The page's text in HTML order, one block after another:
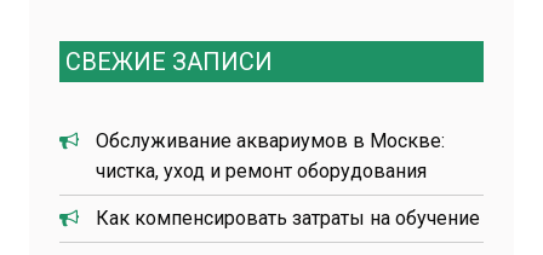
СВЕЖИЕ ЗАПИСИ
Обслуживание аквариумов в Москве:
чистка, уход и ремонт оборудования
Как компенсировать затраты на обучение